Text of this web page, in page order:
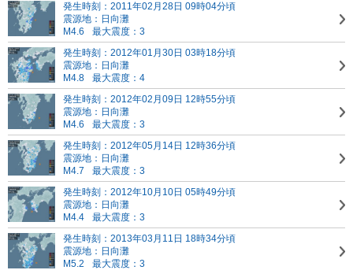
発生時刻：2011年02月28日 09時04分頃
震源地：日向灘
M4.6
最大震度：3
発生時刻：2012年01月30日 03時18分頃
震源地：日向灘
M4.8
最大震度：4
発生時刻：2012年02月09日 12時55分頃
震源地：日向灘
M4.6
最大震度：3
発生時刻：2012年05月14日 12時36分頃
震源地：日向灘
M4.7
最大震度：3
発生時刻：2012年10月10日 05時49分頃
震源地：日向灘
M4.4
最大震度：3
発生時刻：2013年03月11日 18時34分頃
震源地：日向灘
M5.2
最大震度：3